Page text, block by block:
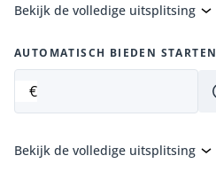
Bekijk de volledige uitsplitsing
AUTOMATISCH BIEDEN STARTEN
€
Bekijk de volledige uitsplitsing